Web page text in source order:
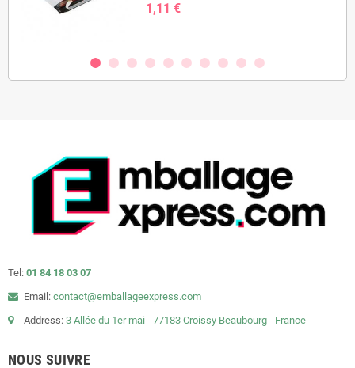
1,11 €
Tel: 01 84 18 03 07
Email: contact@emballageexpress.com
Address: 3 Allée du 1er mai - 77183 Croissy Beaubourg - France
NOUS SUIVRE